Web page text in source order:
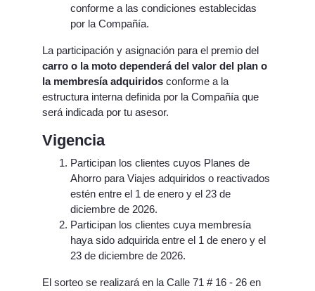
conforme a las condiciones establecidas
por la Compañía.
La participación y asignación para el premio del
carro o la moto dependerá del valor del plan o
la membresía adquiridos conforme a la
estructura interna definida por la Compañía que
será indicada por tu asesor.
Vigencia
Participan los clientes cuyos Planes de
Ahorro para Viajes adquiridos o reactivados
estén entre el 1 de enero y el 23 de
diciembre de 2026.
Participan los clientes cuya membresía
haya sido adquirida entre el 1 de enero y el
23 de diciembre de 2026.
El sorteo se realizará en la Calle 71 # 16 - 26 en